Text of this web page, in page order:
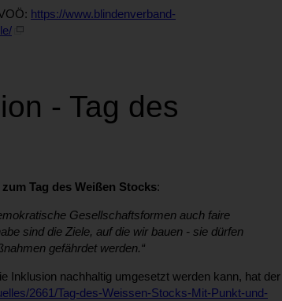
https://www.blindenverband-
- Tag des
zum Tag des Weißen Stocks:
Gesellschaftsformen auch faire
sind die Ziele, auf die wir bauen - sie dürfen
gefährdet werden.“
Inklusion nachhaltig umgesetzt werden kann, hat der
2661/Tag-des-Weissen-Stocks-Mit-Punkt-und-